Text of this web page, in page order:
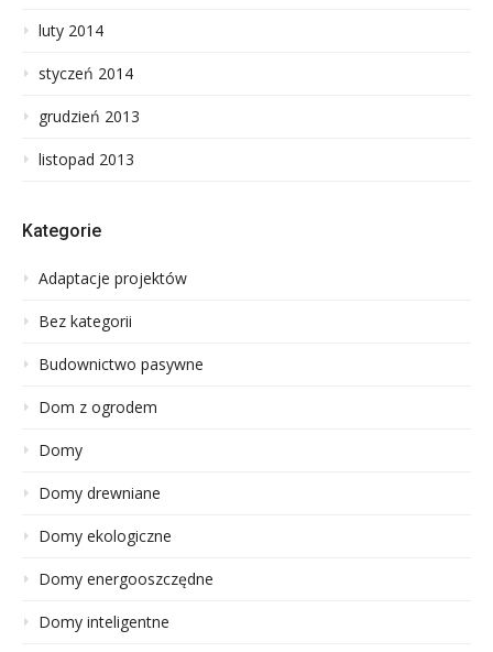
luty 2014
styczeń 2014
grudzień 2013
listopad 2013
Kategorie
Adaptacje projektów
Bez kategorii
Budownictwo pasywne
Dom z ogrodem
Domy
Domy drewniane
Domy ekologiczne
Domy energooszczędne
Domy inteligentne